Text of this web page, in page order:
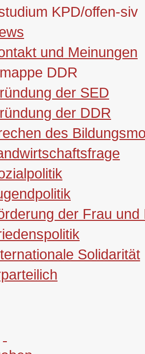
KPD/offen-siv
und Meinungen
DDR
der SED
der DDR
des
der Frau und
Solidarität